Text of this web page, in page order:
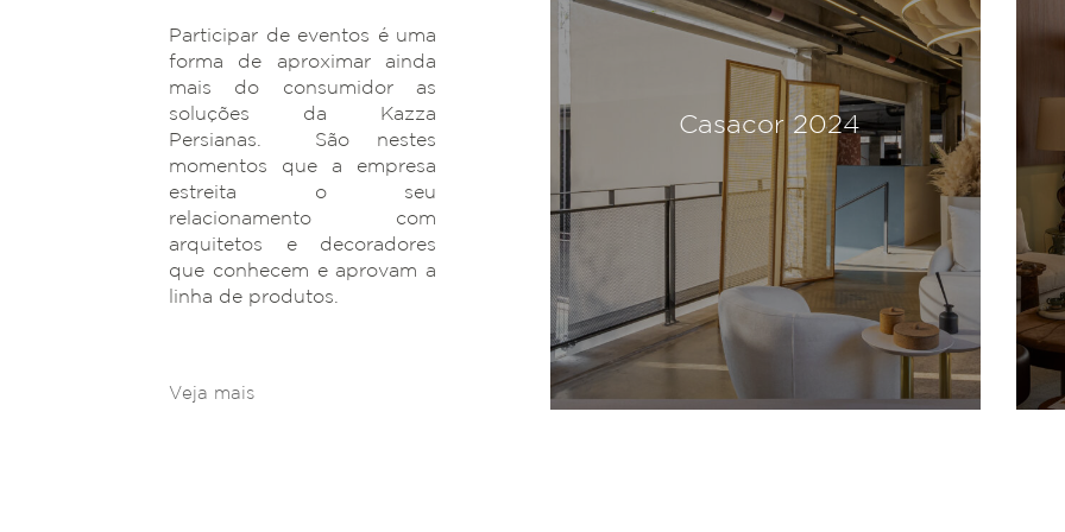
Participar de eventos é uma
forma de aproximar ainda
mais do consumidor as
soluções da Kazza
Persianas. São nestes
momentos que a empresa
estreita o seu
relacionamento com
arquitetos e decoradores
que conhecem e aprovam a
linha de produtos.
Veja mais
Casacor 2024